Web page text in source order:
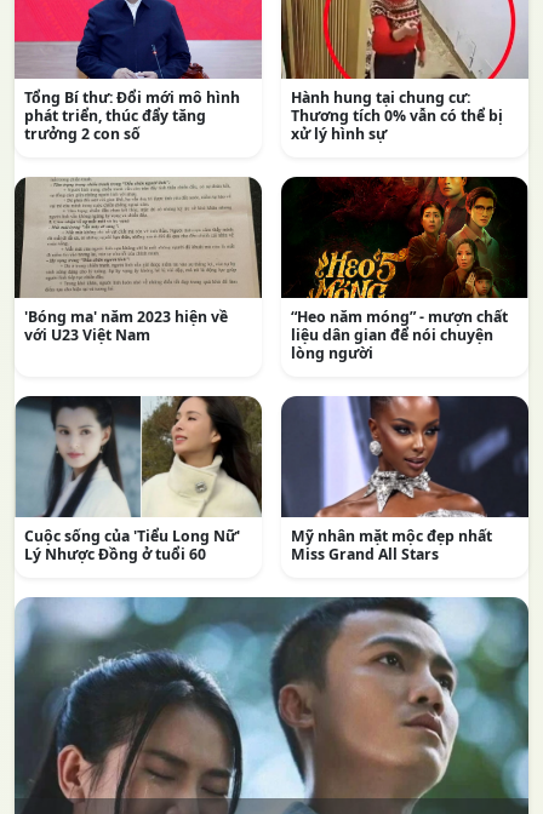
Tổng Bí thư: Đổi mới mô hình
phát triển, thúc đẩy tăng
trưởng 2 con số
Hành hung tại chung cư:
Thương tích 0% vẫn có thể bị
xử lý hình sự
'Bóng ma' năm 2023 hiện về
với U23 Việt Nam
“Heo năm móng” - mượn chất
liệu dân gian để nói chuyện
lòng người
Cuộc sống của 'Tiểu Long Nữ'
Lý Nhược Đồng ở tuổi 60
Mỹ nhân mặt mộc đẹp nhất
Miss Grand All Stars